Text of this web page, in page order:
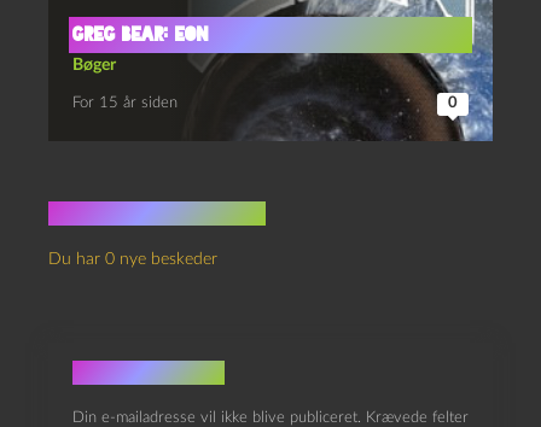
Greg Bear: Eon
Bøger
For 15 år siden 0
Du har 0 nye beskeder
Skriv et svar
Din e-mailadresse vil ikke blive publiceret. Krævede felter